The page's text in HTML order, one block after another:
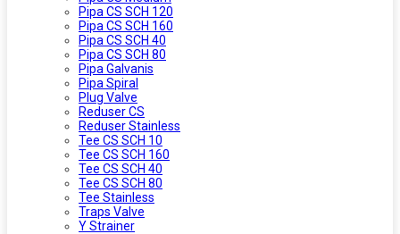
Pipa CS SCH 120
Pipa CS SCH 160
Pipa CS SCH 40
Pipa CS SCH 80
Pipa Galvanis
Pipa Spiral
Plug Valve
Reduser CS
Reduser Stainless
Tee CS SCH 10
Tee CS SCH 160
Tee CS SCH 40
Tee CS SCH 80
Tee Stainless
Traps Valve
Y Strainer